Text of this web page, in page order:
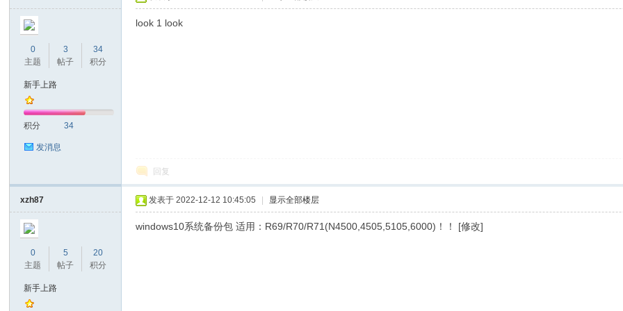
0
主题
3
帖子
34
积分
新手上路
积分 34
发消息
look 1 look
回复
xzh87
0
主题
5
帖子
20
积分
新手上路
发表于 2022-12-12 10:45:05 显示全部楼层
windows10系统备份包 适用：R69/R70/R71(N4500,4505,5105,6000)！！ [修改]